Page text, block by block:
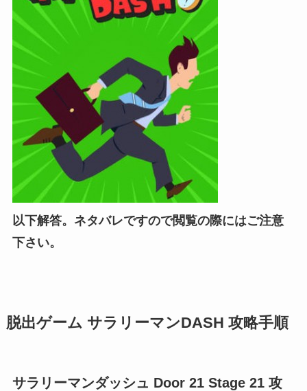
以下解答。ネタバレですので閲覧の際にはご注意
下さい。
脱出ゲーム サラリーマンDASH 攻略手順
サラリーマンダッシュ Door 21 Stage 21 攻